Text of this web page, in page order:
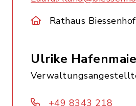
Rathaus
Ulrike
+49 8343 218